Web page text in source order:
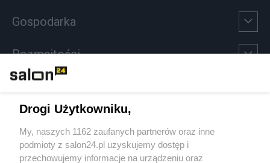
Gospodarka
Rozmaitości
Sport
Społeczeństwo
Drogi Użytkowniku,
My, naszych 1162 zaufanych partnerów oraz inne
podmioty z salon24.pl uzyskujemy dostęp i
przechowujemy informacje na urządzeniu oraz